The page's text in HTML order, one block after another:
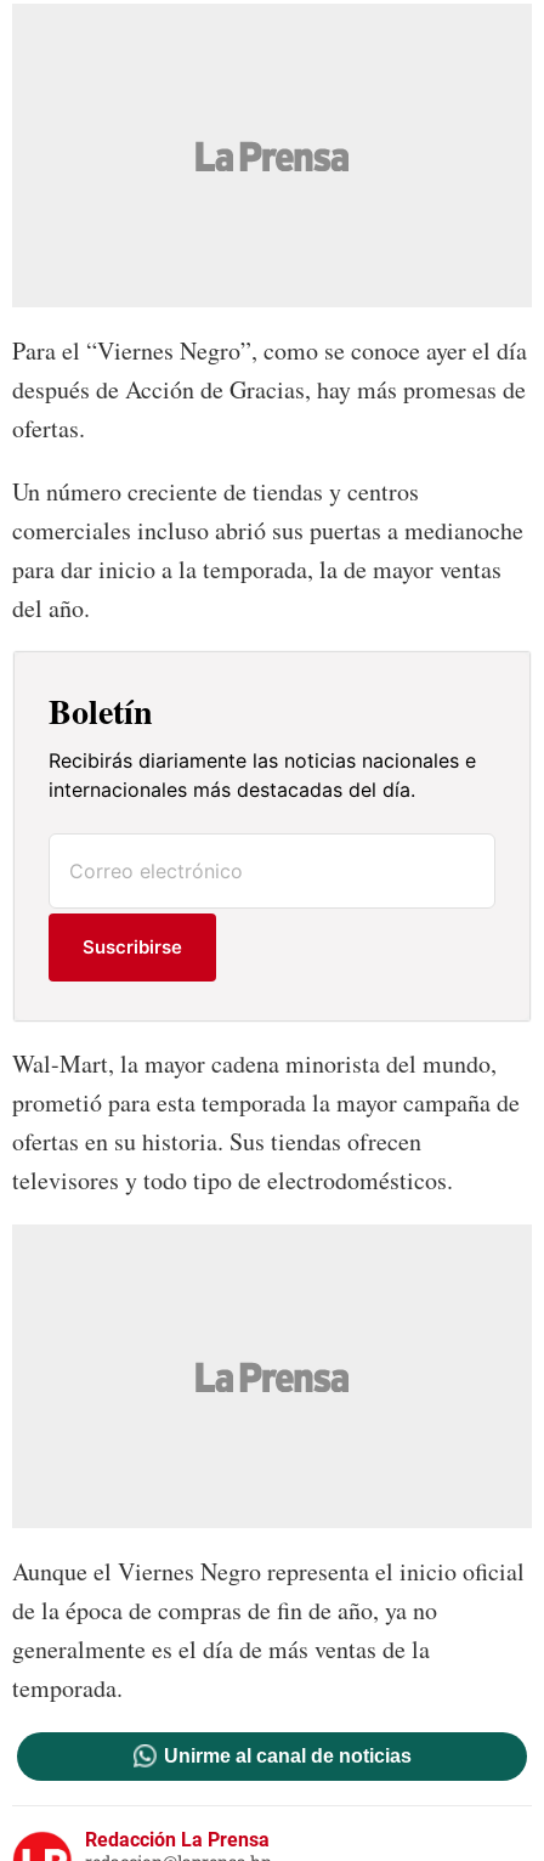
Para el “Viernes Negro”, como se conoce ayer el día
después de Acción de Gracias, hay más promesas de
ofertas.
Un número creciente de tiendas y centros
comerciales incluso abrió sus puertas a medianoche
para dar inicio a la temporada, la de mayor ventas
del año.
Boletín
Recibirás diariamente las noticias nacionales e
internacionales más destacadas del día.
Suscribirse
Wal-Mart, la mayor cadena minorista del mundo,
prometió para esta temporada la mayor campaña de
ofertas en su historia. Sus tiendas ofrecen
televisores y todo tipo de electrodomésticos.
Aunque el Viernes Negro representa el inicio oficial
de la época de compras de fin de año, ya no
generalmente es el día de más ventas de la
temporada.
Unirme al canal de noticias
Redacción La Prensa